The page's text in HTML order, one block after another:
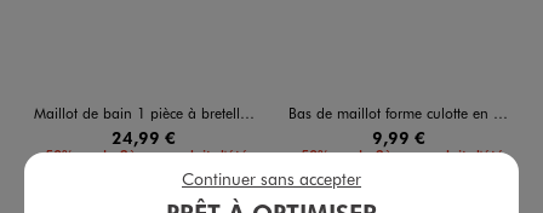
Maillot de bain 1 pièce à bretelles multipositions femme - LuluCastagnette
24,99 €
-50% sur le 2ème produit d'été
5/5 de moyenne
(39 avis)
Bas de maillot forme culotte en maille gaufrée femme - LuluCastagnette
9,99 €
-50% sur le 2ème produit d'été
Continuer sans accepter